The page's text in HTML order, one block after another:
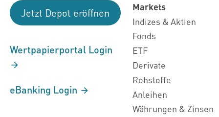
Jetzt Depot eröffnen
Wertpapierportal Login
eBanking Login
Markets
Indizes & Aktien
Fonds
ETF
Derivate
Rohstoffe
Anleihen
Währungen & Zinsen